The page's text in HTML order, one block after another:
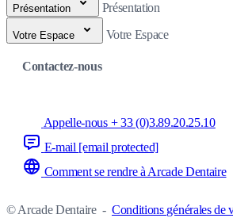
Présentation Présentation
Votre Espace Votre Espace
Contactez-nous
Appelle-nous + 33 (0)3.89.20.25.10
E-mail [email protected]
Comment se rendre à Arcade Dentaire
© Arcade Dentaire - Conditions générales de